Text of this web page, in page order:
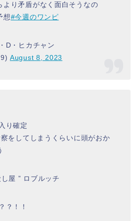
より矛盾がなく面白そうなの
想#今週のワンピ
D・ヒカチャン
August 8, 2023
り確定
をしてしまうくらいに頭がおか
屋 ” ロブルッチ
？！！